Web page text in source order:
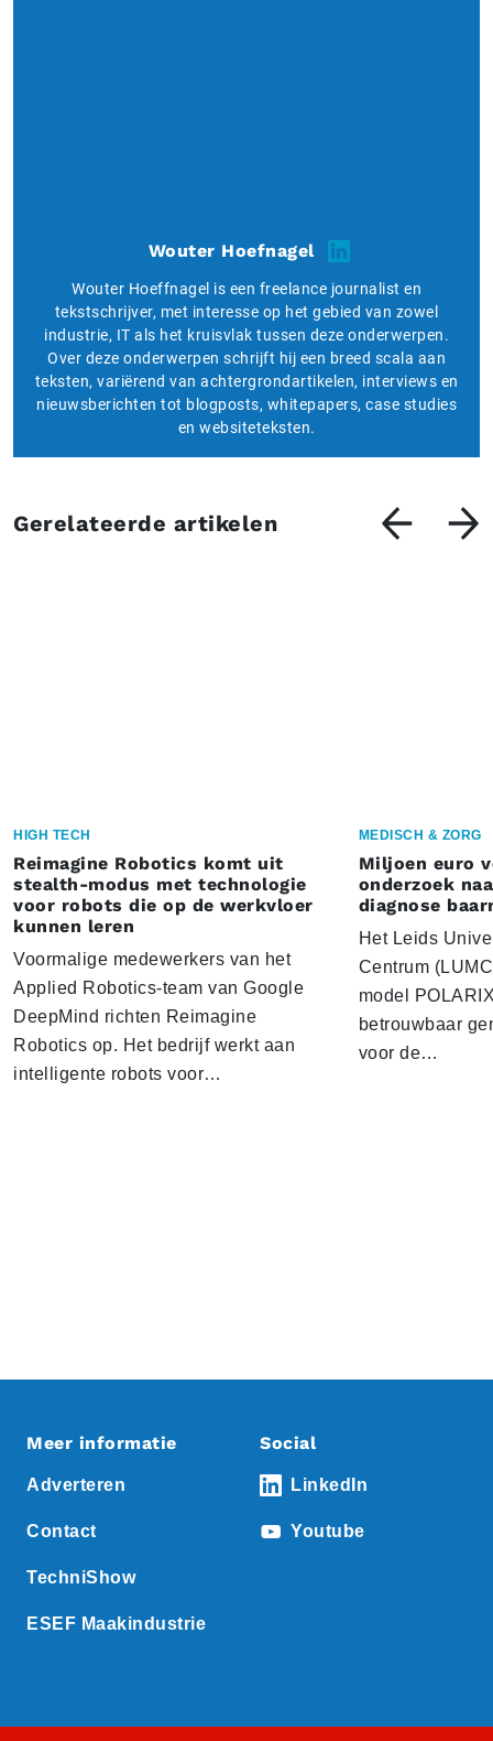
Wouter Hoefnagel
Wouter Hoeffnagel is een freelance journalist en
tekstschrijver, met interesse op het gebied van zowel
industrie, IT als het kruisvlak tussen deze onderwerpen.
Over deze onderwerpen schrijft hij een breed scala aan
teksten, variërend van achtergrondartikelen, interviews en
nieuwsberichten tot blogposts, whitepapers, case studies
en websiteteksten.
Gerelateerde artikelen
HIGH TECH
Reimagine Robotics komt uit
stealth-modus met technologie
voor robots die op de werkvloer
kunnen leren
Voormalige medewerkers van het
Applied Robotics-team van Google
DeepMind richten Reimagine
Robotics op. Het bedrijf werkt aan
intelligente robots voor…
MEDISCH & ZORG
Miljoen euro
onderzoek
diagnose
Het Leids
Centrum
model
betrouwbaar
voor de…
Meer informatie
Adverteren
Contact
TechniShow
ESEF Maakindustrie
Social
LinkedIn
Youtube